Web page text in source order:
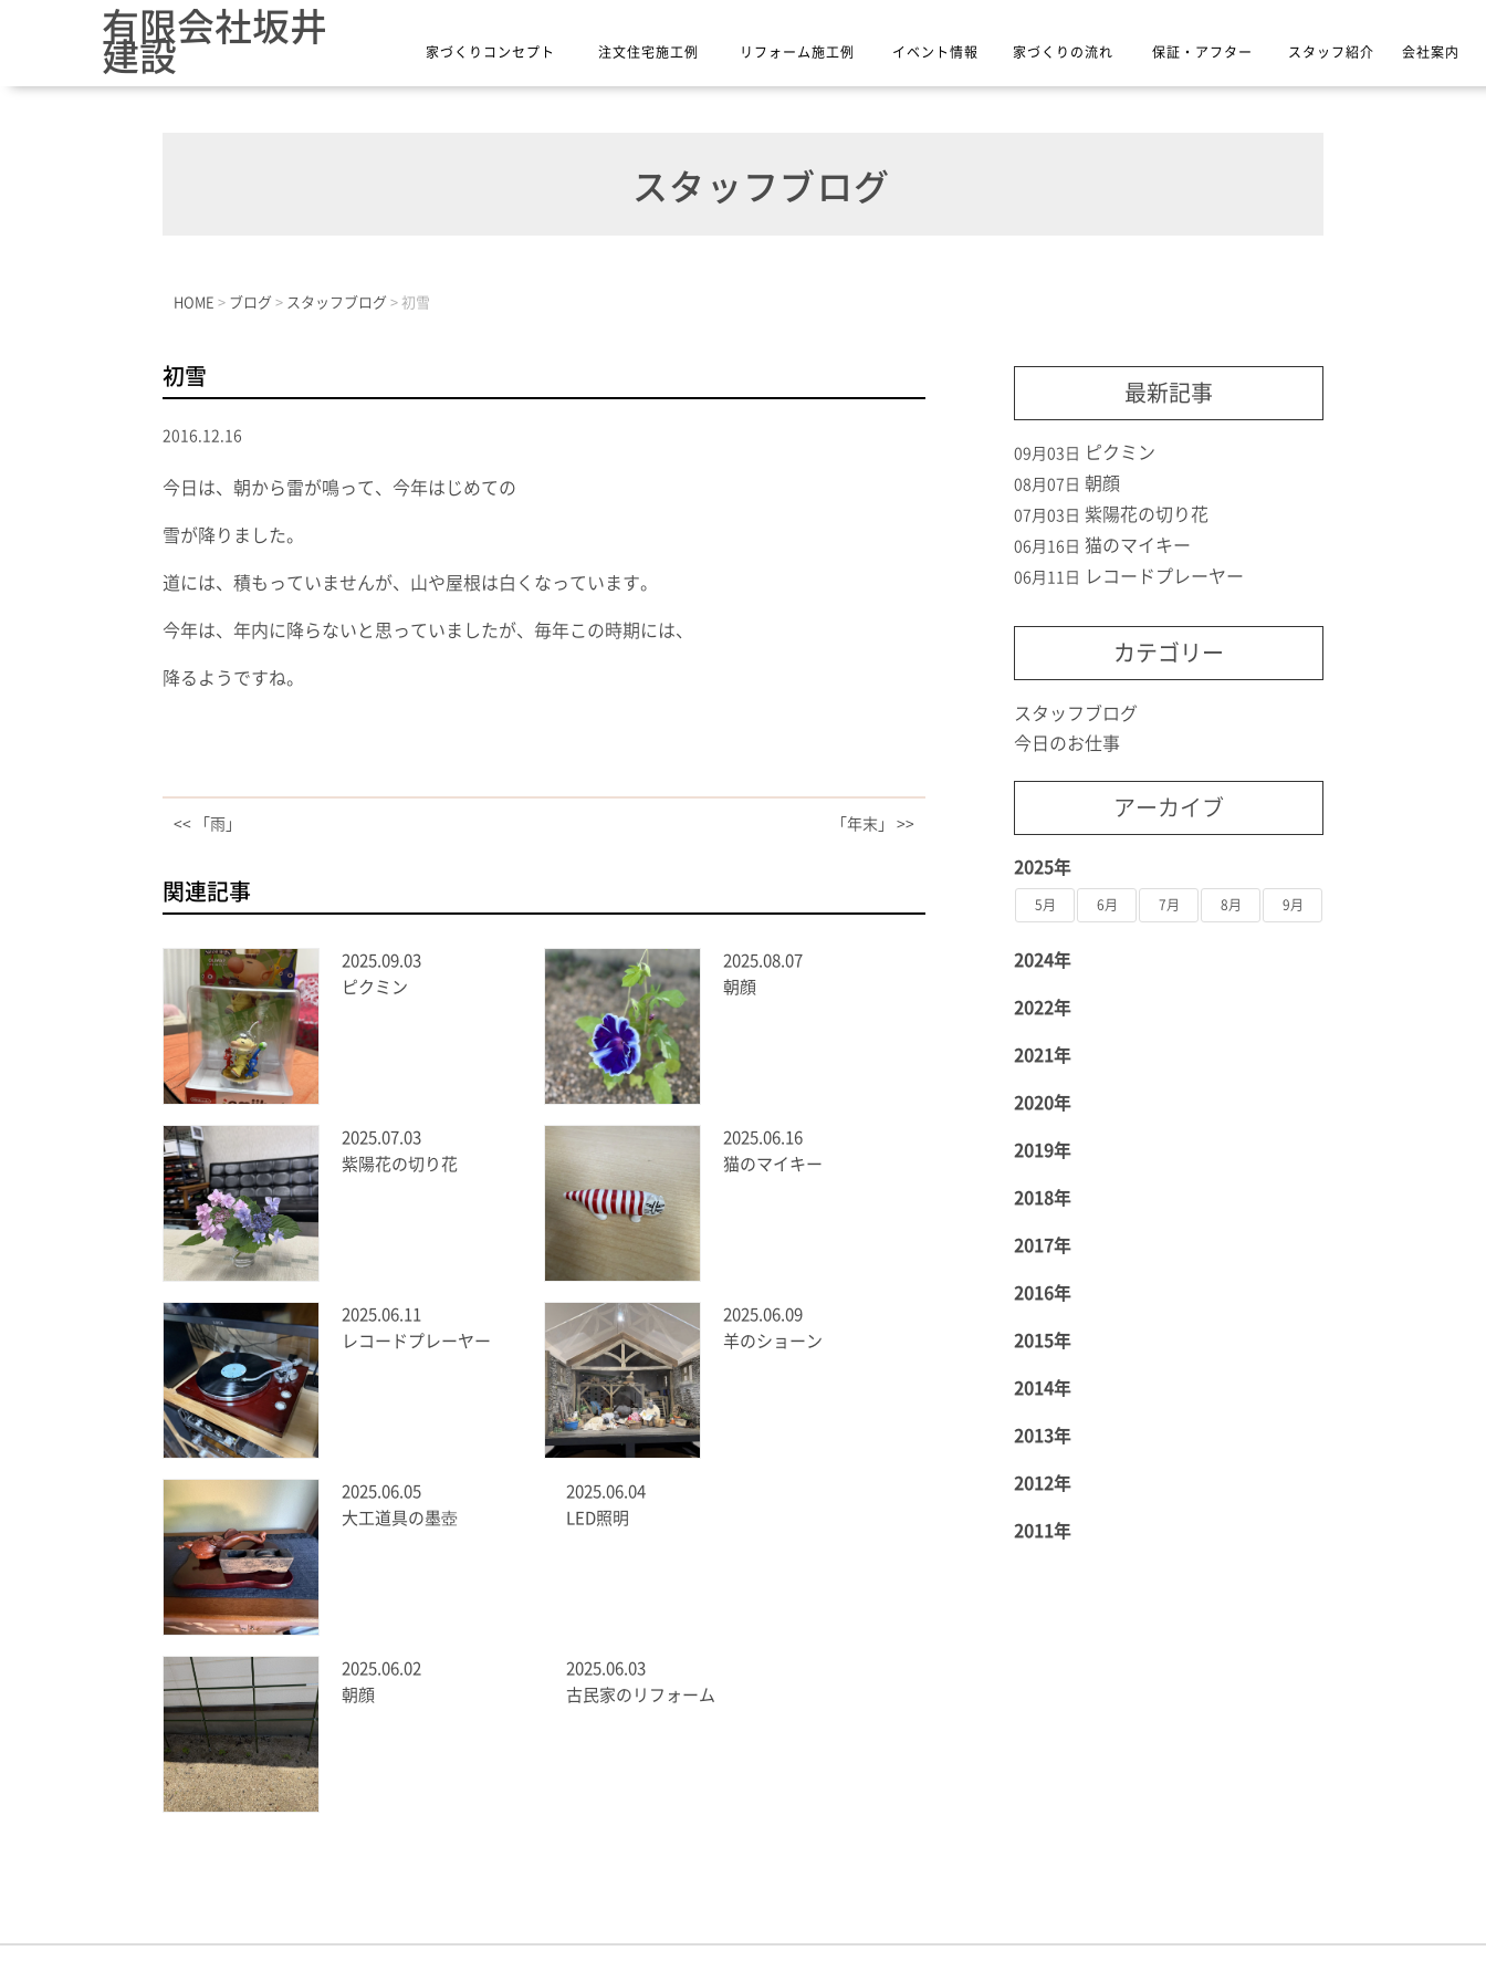
有限会社坂井
建設 家づくりコンセプト 注文住宅施工例 リフォーム施工例 イベント情報 家づくりの流れ 保証・アフター スタッフ紹介 会社案内
スタッフブログ
HOME > ブログ > スタッフブログ > 初雪
初雪
2016.12.16
今日は、朝から雷が鳴って、今年はじめての
雪が降りました。
道には、積もっていませんが、山や屋根は白くなっています。
今年は、年内に降らないと思っていましたが、毎年この時期には、
降るようですね。
<< 「雨」 「年末」 >>
関連記事
2025.09.03
ピクミン
2025.08.07
朝顔
2025.07.03
紫陽花の切り花
2025.06.16
猫のマイキー
2025.06.11
レコードプレーヤー
2025.06.09
羊のショーン
2025.06.05
大工道具の墨壺
2025.06.04
LED照明
2025.06.02
朝顔
2025.06.03
古民家のリフォーム
最新記事
09月03日 ピクミン
08月07日 朝顔
07月03日 紫陽花の切り花
06月16日 猫のマイキー
06月11日 レコードプレーヤー
カテゴリー
スタッフブログ
今日のお仕事
アーカイブ
2025年
5月 6月 7月 8月 9月
2024年
2022年
2021年
2020年
2019年
2018年
2017年
2016年
2015年
2014年
2013年
2012年
2011年